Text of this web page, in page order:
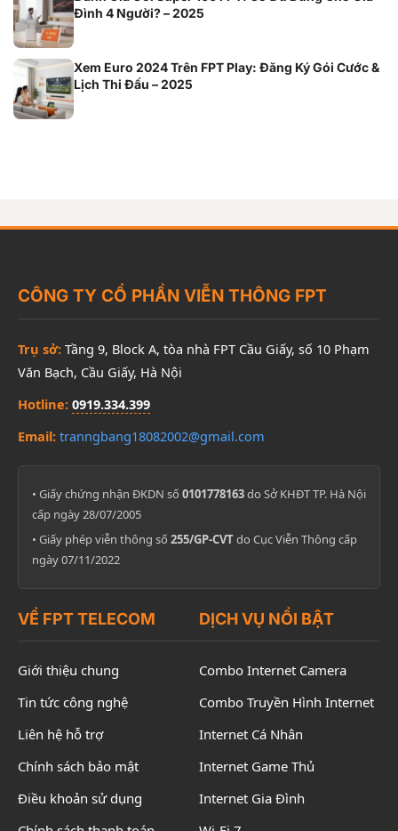
Đình 4 Người? – 2025
Xem Euro 2024 Trên FPT Play: Đăng Ký Gói Cước &
Lịch Thi Đấu – 2025
CÔNG TY CỔ PHẦN VIỄN THÔNG FPT
Trụ sở: Tầng 9, Block A, tòa nhà FPT Cầu Giấy, số 10 Phạm
Văn Bạch, Cầu Giấy, Hà Nội
Hotline: 0919.334.399
Email: tranngbang18082002@gmail.com
• Giấy chứng nhận ĐKDN số 0101778163do Sở KHĐT TP. Hà Nội
cấp ngày 28/07/2005
• Giấy phép viễn thông số 255/GP-CVTdo Cục Viễn Thông cấp
ngày 07/11/2022
VỀ FPT TELECOM
Giới thiệu chung
Tin tức công nghệ
Liên hệ hỗ trợ
Chính sách bảo mật
Điều khoản sử dụng
DỊCH VỤ NỔI BẬT
Combo Internet Camera
Combo Truyền Hình Internet
Internet Cá Nhân
Internet Game Thủ
Internet Gia Đình